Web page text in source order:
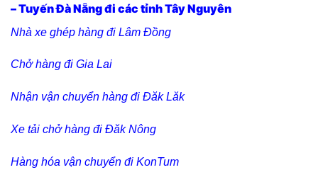
– Tuyến Đà Nẵng đi các tỉnh Tây Nguyên
Nhà xe ghép hàng đi Lâm Đồng
Chở hàng đi Gia Lai
Nhận vận chuyển hàng đi Đăk Lăk
Xe tải chở hàng đi Đăk Nông
Hàng hóa vận chuyển đi KonTum